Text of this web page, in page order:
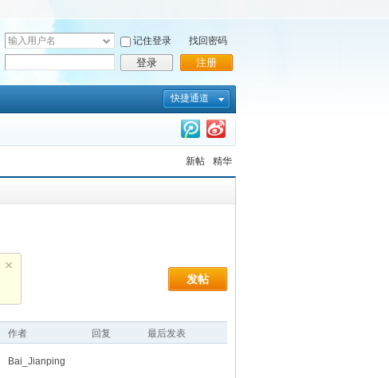
用
户
名
记住登录
登录
找回密码
注册
快捷通道
新帖 精华
发帖
作者 回复 最后发表
Bai_Jianping